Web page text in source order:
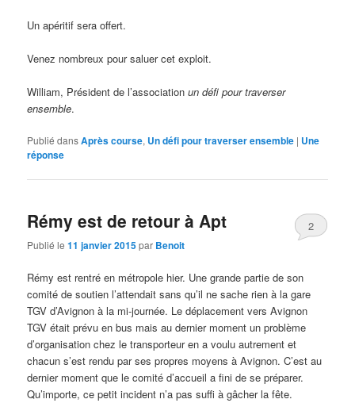
Un apéritif sera offert.
Venez nombreux pour saluer cet exploit.
William, Président de l’associationun défi pour traverser
ensemble.
Publié dansAprès course, Un défi pour traverser ensemble | Une
réponse
Rémy est de retour à Apt
Publié le11 janvier 2015par Benoit
2
Rémy est rentré en métropole hier. Une grande partie de son
comité de soutien l’attendait sans qu’il ne sache rien à la gare
TGV d’Avignon à la mi-journée. Le déplacement vers Avignon
TGV était prévu en bus mais au dernier moment un problème
d’organisation chez le transporteur en a voulu autrement et
chacun s’est rendu par ses propres moyens à Avignon. C’est au
dernier moment que le comité d’accueil a fini de se préparer.
Qu’importe, ce petit incident n’a pas suffi à gâcher la fête.